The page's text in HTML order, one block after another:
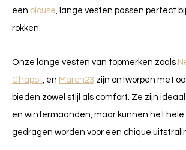
een blouse , lange vesten passen perfect
rokken.
Onze lange vesten van topmerken zoals
Chapot , en March23 zijn ontworpen met
bieden zowel stijl als comfort. Ze zijn
en wintermaanden, maar kunnen het hele
gedragen worden voor een chique